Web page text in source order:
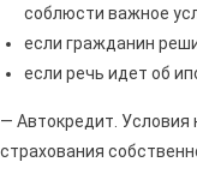
соблюсти важное
если гражданин
если речь идет об
— Автокредит. Условия
страхования